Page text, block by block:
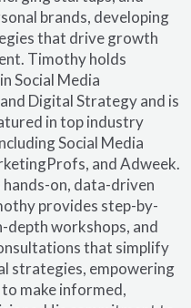
brands, developing
that drive growth
Timothy holds
Social Media
Digital Strategy and is
in top industry
Social Media
and Adweek.
on, data-driven
provides step-by-
depth workshops, and
that simplify
strategies, empowering
make informed,